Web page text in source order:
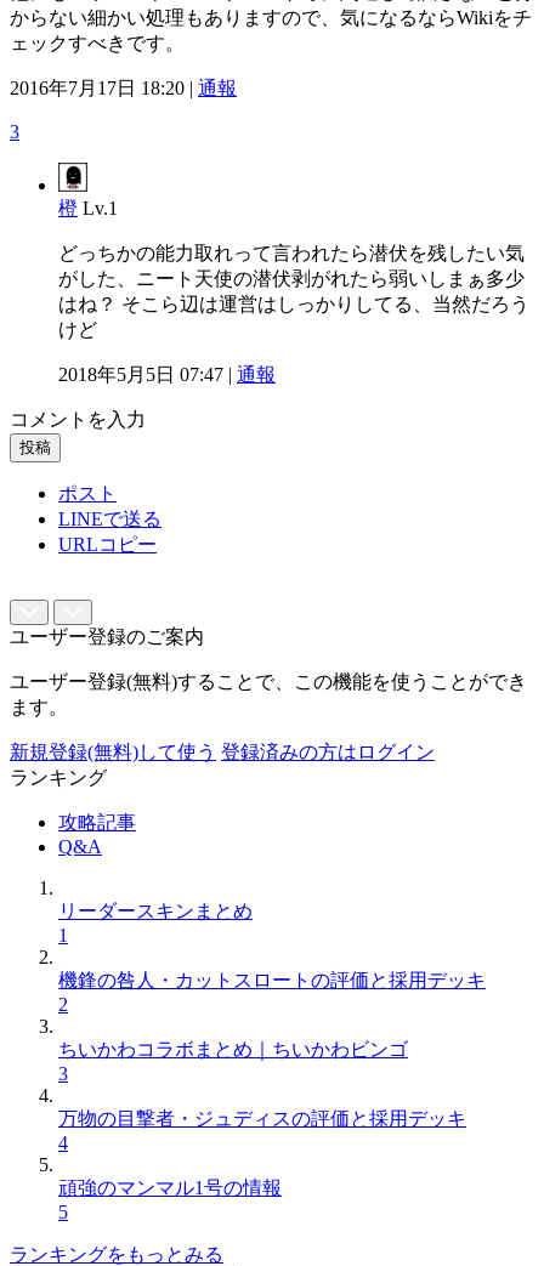
からない細かい処理もありますので、気になるならWikiをチ
ェックすべきです。
2016年7月17日 18:20 | 通報
3
橙 Lv.1
どっちかの能力取れって言われたら潜伏を残したい気
がした、ニート天使の潜伏剥がれたら弱いしまぁ多少
はね？ そこら辺は運営はしっかりしてる、当然だろう
けど
2018年5月5日 07:47 | 通報
コメントを入力
投稿
ポスト
LINEで送る
URLコピー
ユーザー登録のご案内
ユーザー登録(無料)することで、この機能を使うことができ
ます。
新規登録(無料)して使う 登録済みの方はログイン
ランキング
攻略記事
Q&A
リーダースキンまとめ
1
機鋒の咎人・カットスロートの評価と採用デッキ
2
ちいかわコラボまとめ｜ちいかわビンゴ
3
万物の目撃者・ジュディスの評価と採用デッキ
4
頑強のマンマル1号の情報
5
ランキングをもっとみる